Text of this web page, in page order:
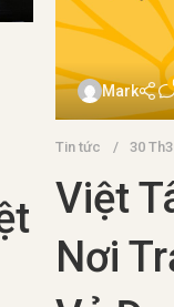
Đồ cổ 16 Th1
Phát
Tàu
Trên
Về